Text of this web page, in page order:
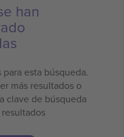
han
esta búsqueda.
más resultados o
clave de búsqueda